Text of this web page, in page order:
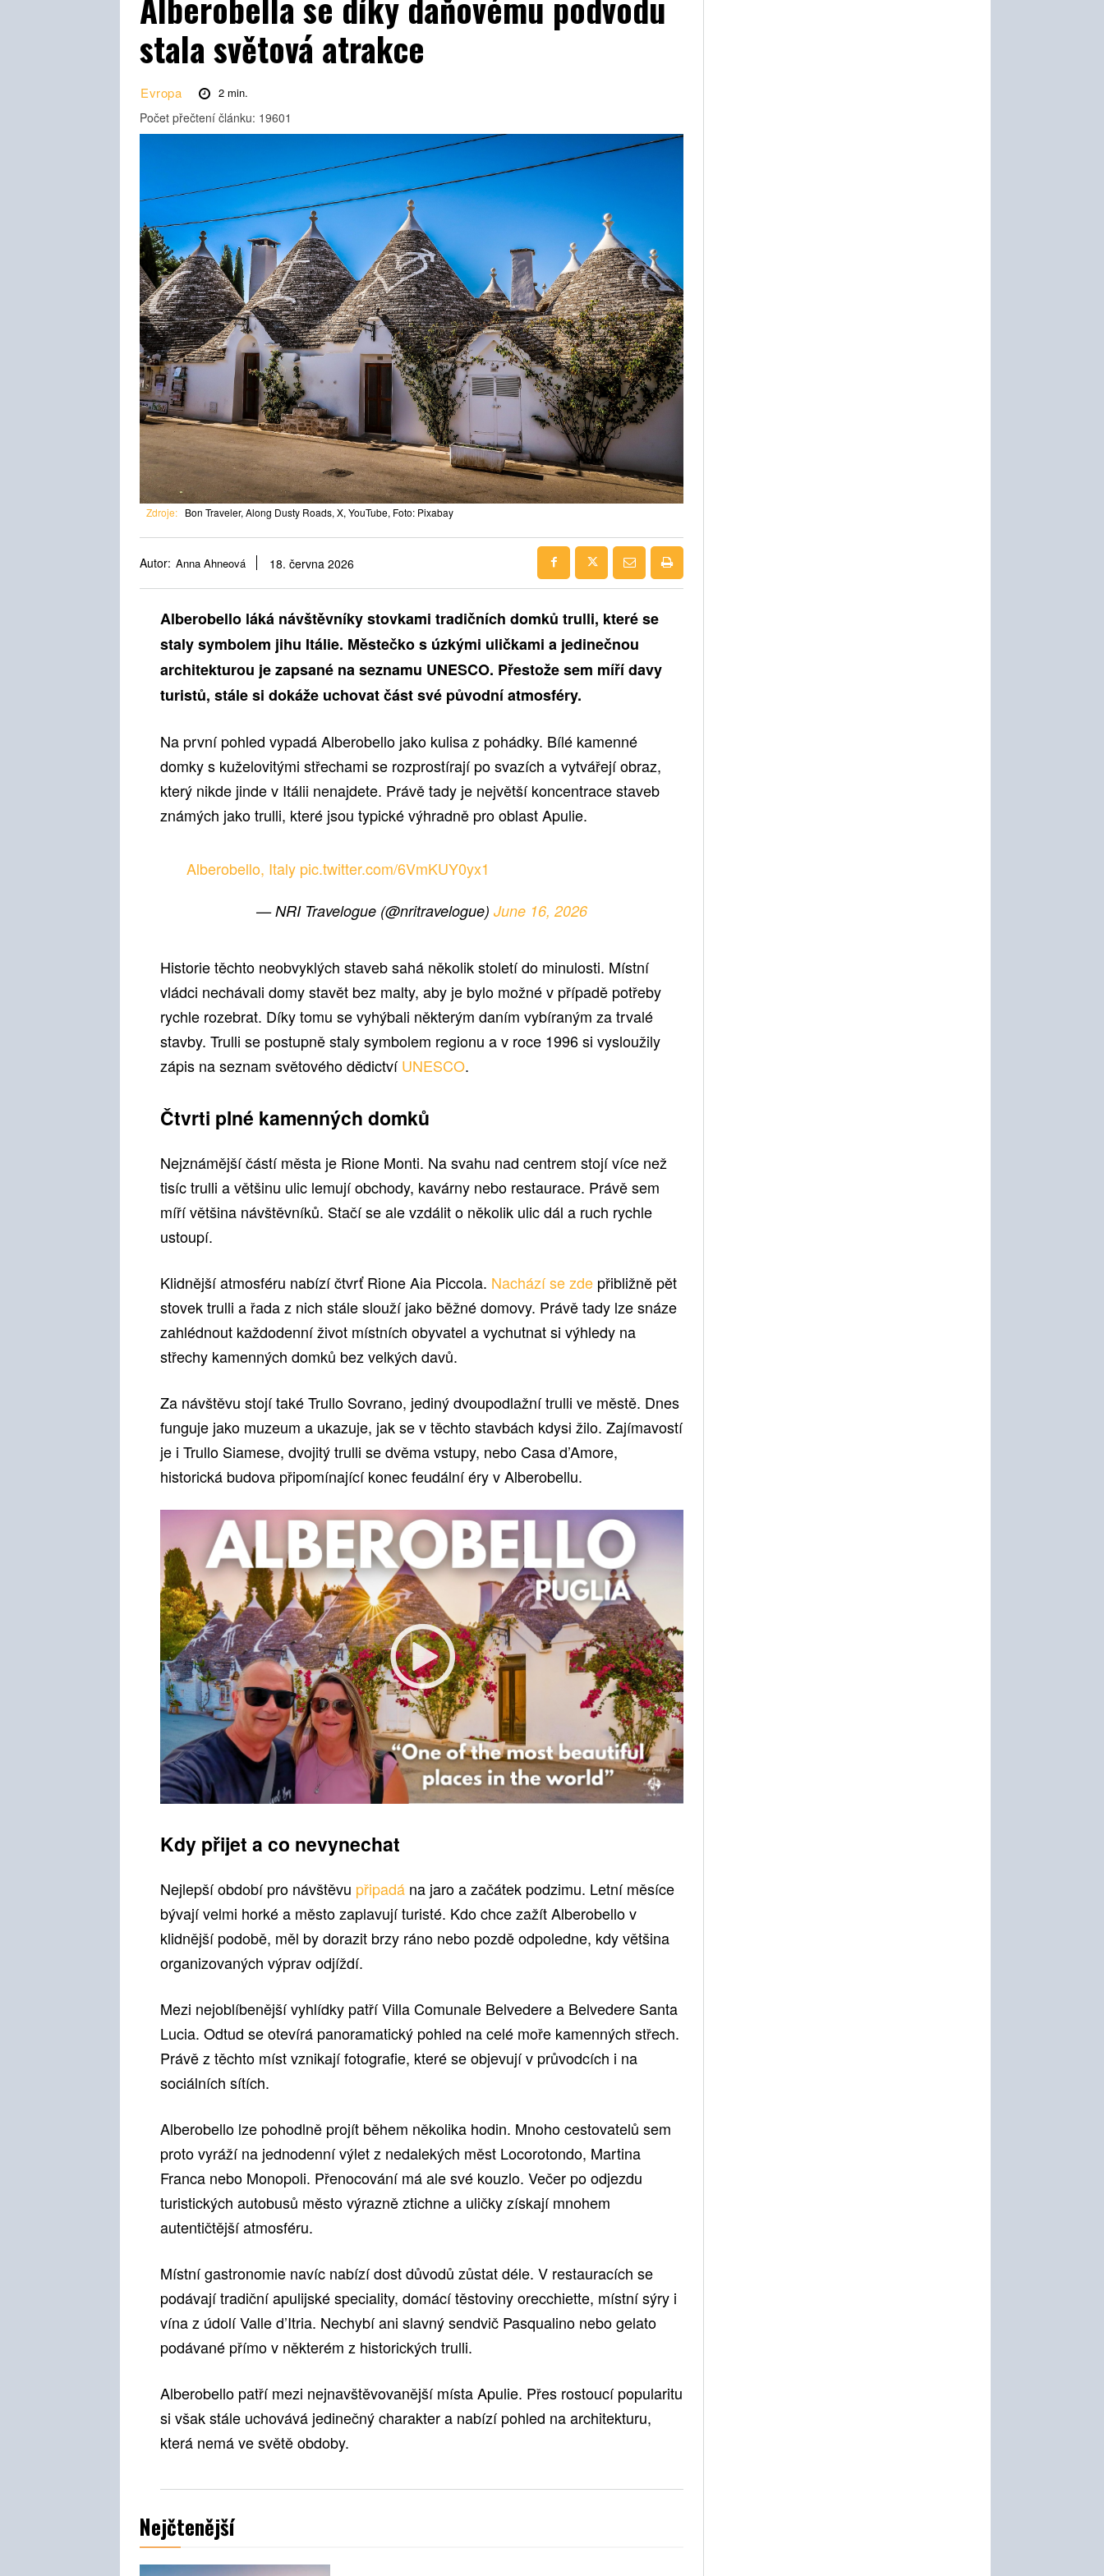
stala světová atrakce
Evropa 2 min.
Počet přečtení článku: 19601
Zdroje: Bon Traveler, Along Dusty Roads, X, YouTube, Foto: Pixabay
Autor: Anna Ahneová 18. června 2026
Alberobello láká návštěvníky stovkami tradičních domků trulli, které se
staly symbolem jihu Itálie. Městečko s úzkými uličkami a jedinečnou
architekturou jezapsané na seznamu UNESCO. Přestože sem míří davy
turistů, stále si dokáže uchovat část své původní atmosféry.
Na první pohled vypadá Alberobello jako kulisa z pohádky. Bílé kamenné
domky s kuželovitými střechami se rozprostírají po svazích a vytvářejí obraz,
který nikde jinde v Itálii nenajdete. Právě tady je největší koncentrace staveb
známých jako trulli, které jsou typické výhradně pro oblast Apulie.
Alberobello, Italy pic.twitter.com/6VmKUY0yx1
— NRI Travelogue (@nritravelogue)June 16, 2026
Historie těchto neobvyklých staveb sahá několik století do minulosti. Místní
vládci nechávali domy stavět bez malty, aby je bylo možné v případě potřeby
rychle rozebrat. Díky tomu se vyhýbali některým daním vybíraným za trvalé
stavby. Trulli se postupně staly symbolem regionu a v roce 1996 si vysloužily
zápis na seznam světového dědictvíUNESCO.
Čtvrti plné kamenných domků
Nejznámější částí města je Rione Monti. Na svahu nad centrem stojí více než
tisíc trulli a většinu ulic lemují obchody, kavárny nebo restaurace. Právě sem
míří většina návštěvníků. Stačí se ale vzdálit o několik ulic dál a ruch rychle
ustoupí.
Klidnější atmosféru nabízí čtvrť Rione Aia Piccola. Nachází se zde přibližně pět
stovek trulli a řada z nich stále slouží jako běžné domovy. Právě tady lze snáze
zahlédnout každodenní život místních obyvatel a vychutnat si výhledy na
střechy kamenných domků bez velkých davů.
Za návštěvu stojí také Trullo Sovrano, jediný dvoupodlažní trulli ve městě. Dnes
funguje jako muzeum a ukazuje, jak se v těchto stavbách kdysi žilo. Zajímavostí
je i Trullo Siamese, dvojitý trulli se dvěma vstupy, nebo Casa d’Amore,
historická budova připomínající konec feudální éry v Alberobellu.
Kdy přijet a co nevynechat
Nejlepší období pro návštěvu připadá na jaro a začátek podzimu. Letní měsíce
bývají velmi horké a město zaplavují turisté. Kdo chce zažít Alberobello v
klidnější podobě, měl by dorazit brzy ráno nebo pozdě odpoledne, kdy většina
organizovaných výprav odjíždí.
Mezi nejoblíbenější vyhlídky patří Villa Comunale Belvedere a Belvedere Santa
Lucia. Odtud se otevírá panoramatický pohled na celé moře kamenných střech.
Právě z těchto míst vznikají fotografie, které se objevují v průvodcích i na
sociálních sítích.
Alberobello lze pohodlně projít během několika hodin. Mnoho cestovatelů sem
proto vyráží na jednodenní výlet z nedalekých měst Locorotondo, Martina
Franca nebo Monopoli. Přenocování má ale své kouzlo. Večer po odjezdu
turistických autobusů město výrazně ztichne a uličky získají mnohem
autentičtější atmosféru.
Místní gastronomie navíc nabízí dost důvodů zůstat déle. V restauracích se
podávají tradiční apulijské speciality, domácí těstoviny orecchiette, místní sýry i
vína z údolí Valle d’Itria. Nechybí ani slavný sendvič Pasqualino nebo gelato
podávané přímo v některém z historických trulli.
Alberobello patří mezi nejnavštěvovanější místa Apulie. Přes rostoucí popularitu
si však stále uchovává jedinečný charakter a nabízí pohled na architekturu,
která nemá ve světě obdoby.
Nejčtenější